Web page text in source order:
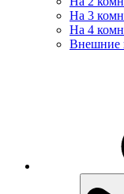
На 3
На 4
Внешние